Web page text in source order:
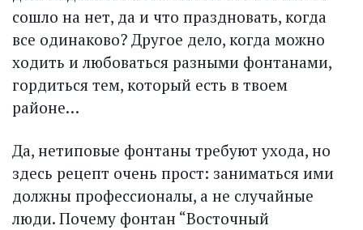
сошло на нет, да и что праздновать, когда
все одинаково? Другое дело, когда можно
ходить и любоваться разными фонтанами,
гордиться тем, который есть в твоем
районе…
Да, нетиповые фонтаны требуют ухода, но
здесь рецепт очень прост: заниматься ими
должны профессионалы, а не случайные
люди. Почему фонтан “Восточный